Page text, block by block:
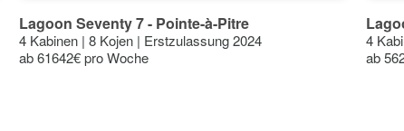
Lagoon Seventy 7 - Pointe-à-Pitre
4 Kabinen | 8 Kojen | Erstzulassung 2024
ab 61642€ pro Woche
4
ab